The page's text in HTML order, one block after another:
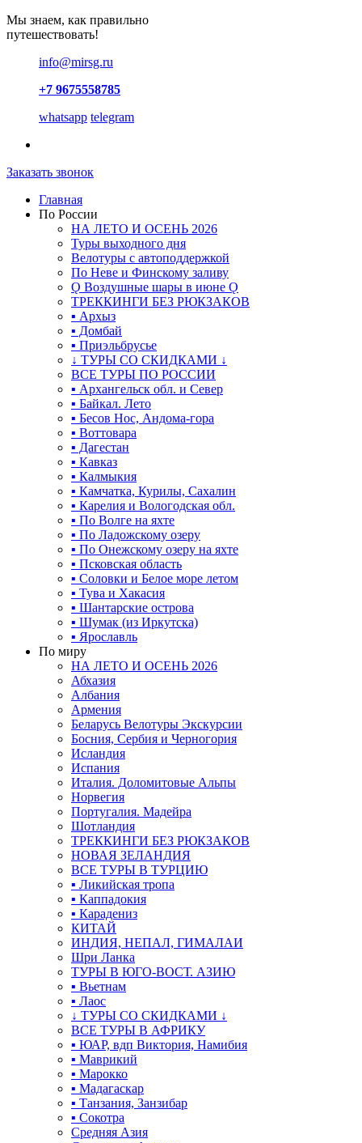
Мы знаем, как правильно
путешествовать!
info@mirsg.ru
+7 9675558785
whatsapp telegram
Заказать звонок
Главная
По России
НА ЛЕТО И ОСЕНЬ 2026
Туры выходного дня
Велотуры с автоподдержкой
По Неве и Финскому заливу
Ǫ Воздушные шары в июне Ǫ
ТРЕККИНГИ БЕЗ РЮКЗАКОВ
▪ Архыз
▪ Домбай
▪ Приэльбрусье
↓ ТУРЫ СО СКИДКАМИ ↓
ВСЕ ТУРЫ ПО РОССИИ
▪ Архангельск обл. и Север
▪ Байкал. Лето
▪ Бесов Нос, Андома-гора
▪ Воттовара
▪ Дагестан
▪ Кавказ
▪ Калмыкия
▪ Камчатка, Курилы, Сахалин
▪ Карелия и Вологодская обл.
▪ По Волге на яхте
▪ По Ладожскому озеру
▪ По Онежскому озеру на яхте
▪ Псковская область
▪ Соловки и Белое море летом
▪ Тува и Хакасия
▪ Шантарские острова
▪ Шумак (из Иркутска)
▪ Ярославль
По миру
НА ЛЕТО И ОСЕНЬ 2026
Абхазия
Албания
Армения
Беларусь Велотуры Экскурсии
Босния, Сербия и Черногория
Исландия
Испания
Италия. Доломитовые Альпы
Норвегия
Португалия. Мадейра
Шотландия
ТРЕККИНГИ БЕЗ РЮКЗАКОВ
НОВАЯ ЗЕЛАНДИЯ
ВСЕ ТУРЫ В ТУРЦИЮ
▪ Ликийская тропа
▪ Каппадокия
▪ Карадениз
КИТАЙ
ИНДИЯ, НЕПАЛ, ГИМАЛАИ
Шри Ланка
ТУРЫ В ЮГО-ВОСТ. АЗИЮ
▪ Вьетнам
▪ Лаос
↓ ТУРЫ СО СКИДКАМИ ↓
ВСЕ ТУРЫ В АФРИКУ
▪ ЮАР, вдп Виктория, Намибия
▪ Маврикий
▪ Марокко
▪ Мадагаскар
▪ Танзания, Занзибар
▪ Сокотра
Средняя Азия